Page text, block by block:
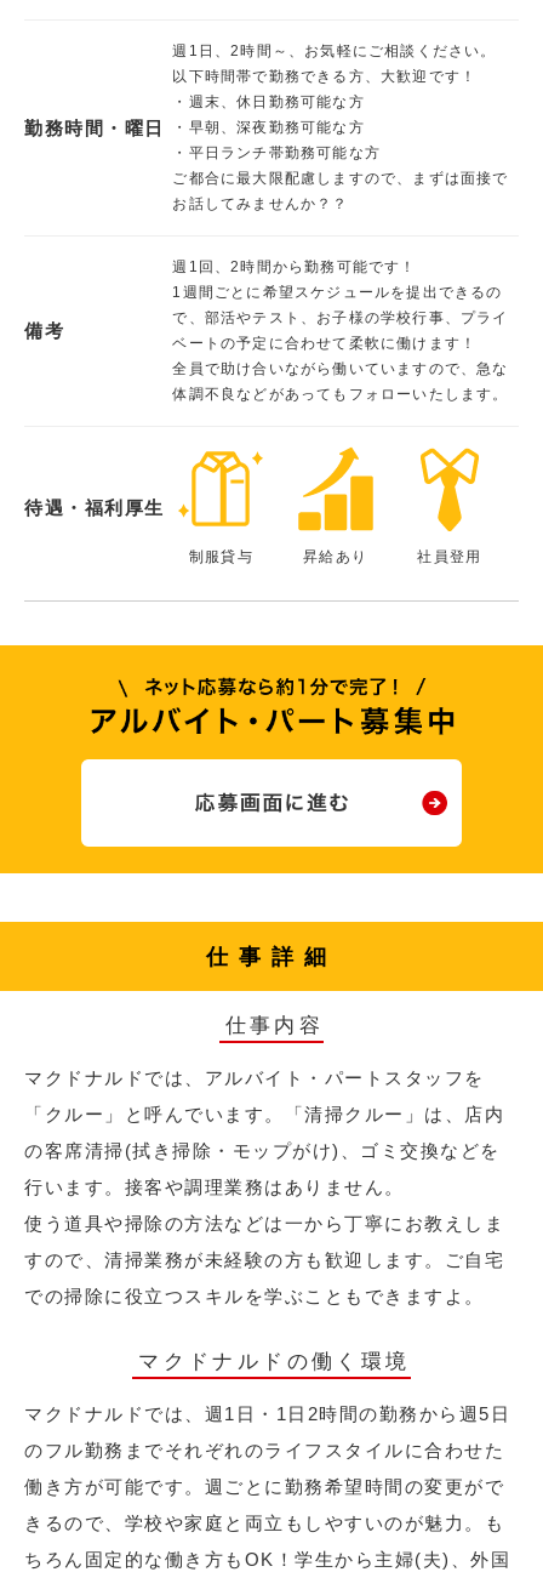
勤務時間・曜日
週1日、2時間～、お気軽にご相談ください。
以下時間帯で勤務できる方、大歓迎です！
・週末、休日勤務可能な方
・早朝、深夜勤務可能な方
・平日ランチ帯勤務可能な方
ご都合に最大限配慮しますので、まずは面接で
お話してみませんか？？
備考
週1回、2時間から勤務可能です！
1週間ごとに希望スケジュールを提出できるの
で、部活やテスト、お子様の学校行事、プライ
ベートの予定に合わせて柔軟に働けます！
全員で助け合いながら働いていますので、急な
体調不良などがあってもフォローいたします。
待遇・福利厚生
制服貸与 昇給あり 社員登用
仕事詳細
仕事内容
マクドナルドでは、アルバイト・パートスタッフを
「クルー」と呼んでいます。「清掃クルー」は、店内
の客席清掃(拭き掃除・モップがけ)、ゴミ交換などを
行います。接客や調理業務はありません。
使う道具や掃除の方法などは一から丁寧にお教えしま
すので、清掃業務が未経験の方も歓迎します。ご自宅
での掃除に役立つスキルを学ぶこともできますよ。
マクドナルドの働く環境
マクドナルドでは、週1日・1日2時間の勤務から週5日
のフル勤務までそれぞれのライフスタイルに合わせた
働き方が可能です。週ごとに勤務希望時間の変更がで
きるので、学校や家庭と両立もしやすいのが魅力。も
ちろん固定的な働き方もOK！学生から主婦(夫)、外国